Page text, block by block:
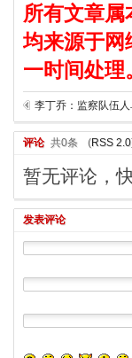
所有文章
均来源于网
一时间处理
李丁乔：监察队伍
评论 共0条 (RSS 2.0
暂无评论，
发表评论